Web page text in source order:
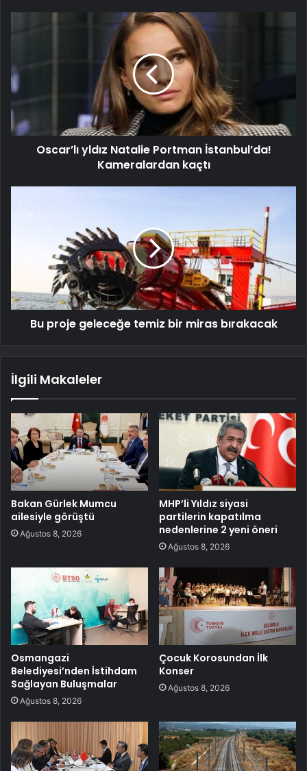
Oscar’lı yldız Natalie Portman İstanbul’da!
Kameralardan kaçtı
Bu proje geleceğe temiz bir miras bırakacak
İlgili Makaleler
Bakan Gürlek Mumcu
ailesiyle görüştü
Ağustos 8, 2026
MHP’li Yıldız siyasi
partilerin kapatılma
nedenlerine 2 yeni öneri
Ağustos 8, 2026
Osmangazi
Belediyesi’nden İstihdam
Sağlayan Buluşmalar
Ağustos 8, 2026
Çocuk Korosundan İlk
Konser
Ağustos 8, 2026